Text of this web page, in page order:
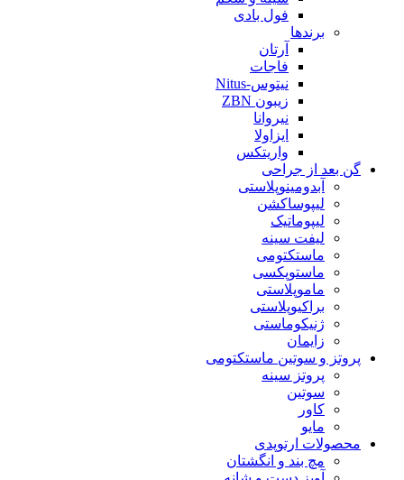
فول بادی
برندها
آرتان
فاجات
نیتوس-Nitus
زیبون ZBN
نیروانا
ایزاولا
واریتکس
گن بعد از جراحی
آبدومینوپلاستی
لیپوساکشن
لیپوماتیک
لیفت سینه
ماستکتومی
ماستوپکسی
ماموپلاستی
براکیوپلاستی
ژنیکوماستی
زایمان
پروتز و سوتین ماستکتومی
پروتز سینه
سوتین
کاور
مایو
محصولات ارتوپدی
مچ بند و انگشتان